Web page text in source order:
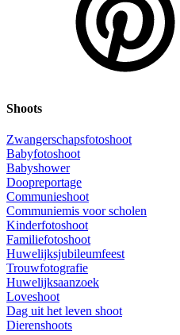
Shoots
Zwangerschapsfotoshoot
Babyfotoshoot
Babyshower
Doopreportage
Communieshoot
Communiemis voor scholen
Kinderfotoshoot
Familiefotoshoot
Huwelijksjubileumfeest
Trouwfotografie
Huwelijksaanzoek
Loveshoot
Dag uit het leven shoot
Dierenshoots